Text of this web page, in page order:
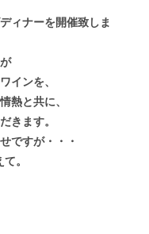
ィナーを開催致しま
インを、
熱と共に、
きます。
ですが・・・
。